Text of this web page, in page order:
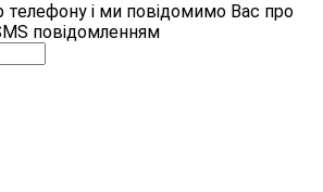
телефону і ми повідомимо Вас про
повідомленням